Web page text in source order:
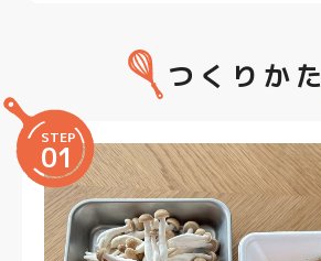
つくりかた
STEP
01